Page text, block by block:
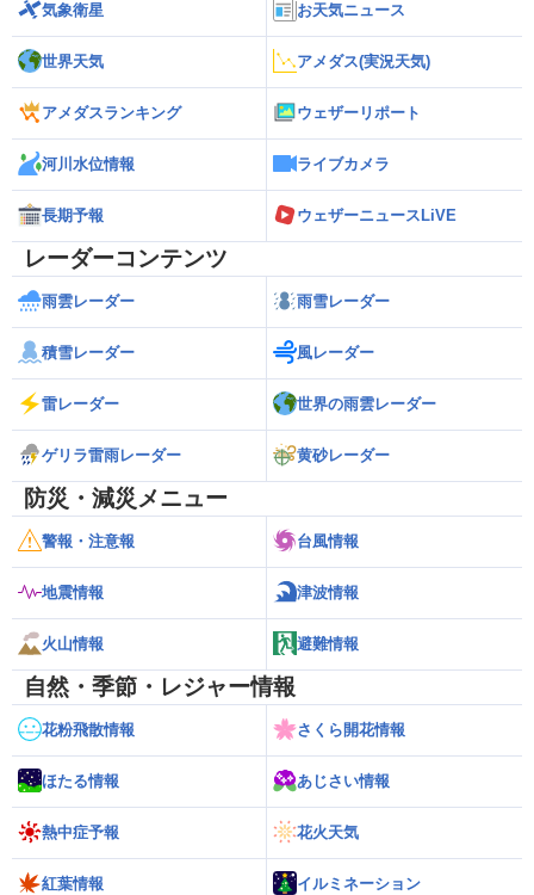
気象衛星 お天気ニュース
世界天気 アメダス(実況天気)
アメダスランキング ウェザーリポート
河川水位情報 ライブカメラ
長期予報 ウェザーニュースLiVE
レーダーコンテンツ
雨雲レーダー 雨雪レーダー
積雪レーダー 風レーダー
雷レーダー 世界の雨雲レーダー
ゲリラ雷雨レーダー 黄砂レーダー
防災・減災メニュー
警報・注意報 台風情報
地震情報 津波情報
火山情報 避難情報
自然・季節・レジャー情報
花粉飛散情報 さくら開花情報
ほたる情報 あじさい情報
熱中症予報 花火天気
紅葉情報 イルミネーション